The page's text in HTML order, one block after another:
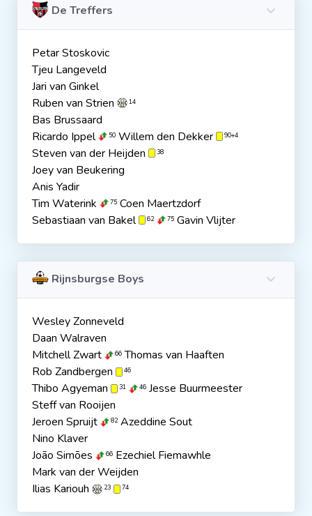
De Treffers
Petar Stoskovic
Tjeu Langeveld
Jari van Ginkel
Ruben van Strien
14
Bas Brussaard
Ricardo Ippel
50 Willem den Dekker 90+4
Steven van der Heijden 38
Joey van Beukering
Anis Yadir
Tim Waterink
75 Coen Maertzdorf
Sebastiaan van Bakel
62 75 Gavin Vlijter
Rijnsburgse Boys
Wesley Zonneveld
Daan Walraven
Mitchell Zwart
66 Thomas van Haaften
Rob Zandbergen
46
Thibo Agyeman 31 46 Jesse Buurmeester
Steff van Rooijen
Jeroen Spruijt
82 Azeddine Sout
Nino Klaver
João Simões
66 Ezechiel Fiemawhle
Mark van der Weijden
Ilias Kariouh
23 74